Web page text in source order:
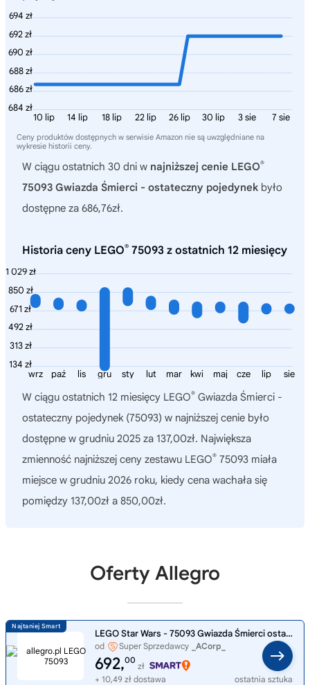
694 zł
692 zł
690 zł
688 zł
686 zł
684 zł
7 sie
3 sie
30 lip
26 lip
22 lip
18 lip
14 lip
10 lip
Ceny produktów dostępnych w serwisie Amazon nie są uwzględniane na
wykresie historii ceny.
W ciągu ostatnich 30 dni w najniższej cenie LEGO®
75093 Gwiazda Śmierci - ostateczny pojedynek było
dostępne za 686,76zł.
Historia ceny LEGO® 75093 z ostatnich 12 miesięcy
1 029 zł
850 zł
671 zł
492 zł
313 zł
134 zł
sie
lip
cze
maj
kwi
mar
lut
sty
gru
lis
paź
wrz
W ciągu ostatnich 12 miesięcy LEGO® Gwiazda Śmierci -
ostateczny pojedynek (75093) w najniższej cenie było
dostępne w grudniu 2025 za 137,00zł. Największa
zmienność najniższej ceny zestawu LEGO® 75093 miała
miejsce w grudniu 2026 roku, kiedy cena wachała się
pomiędzy 137,00zł a 850,00zł.
Oferty Allegro
LEGO Star Wars - 75093 Gwiazda Śmierci ostateczny pojedynek - Nowe
od Super Sprzedawcy _ACorp_
692,00
zł
+ 10,49 zł dostawa
ostatnia sztuka